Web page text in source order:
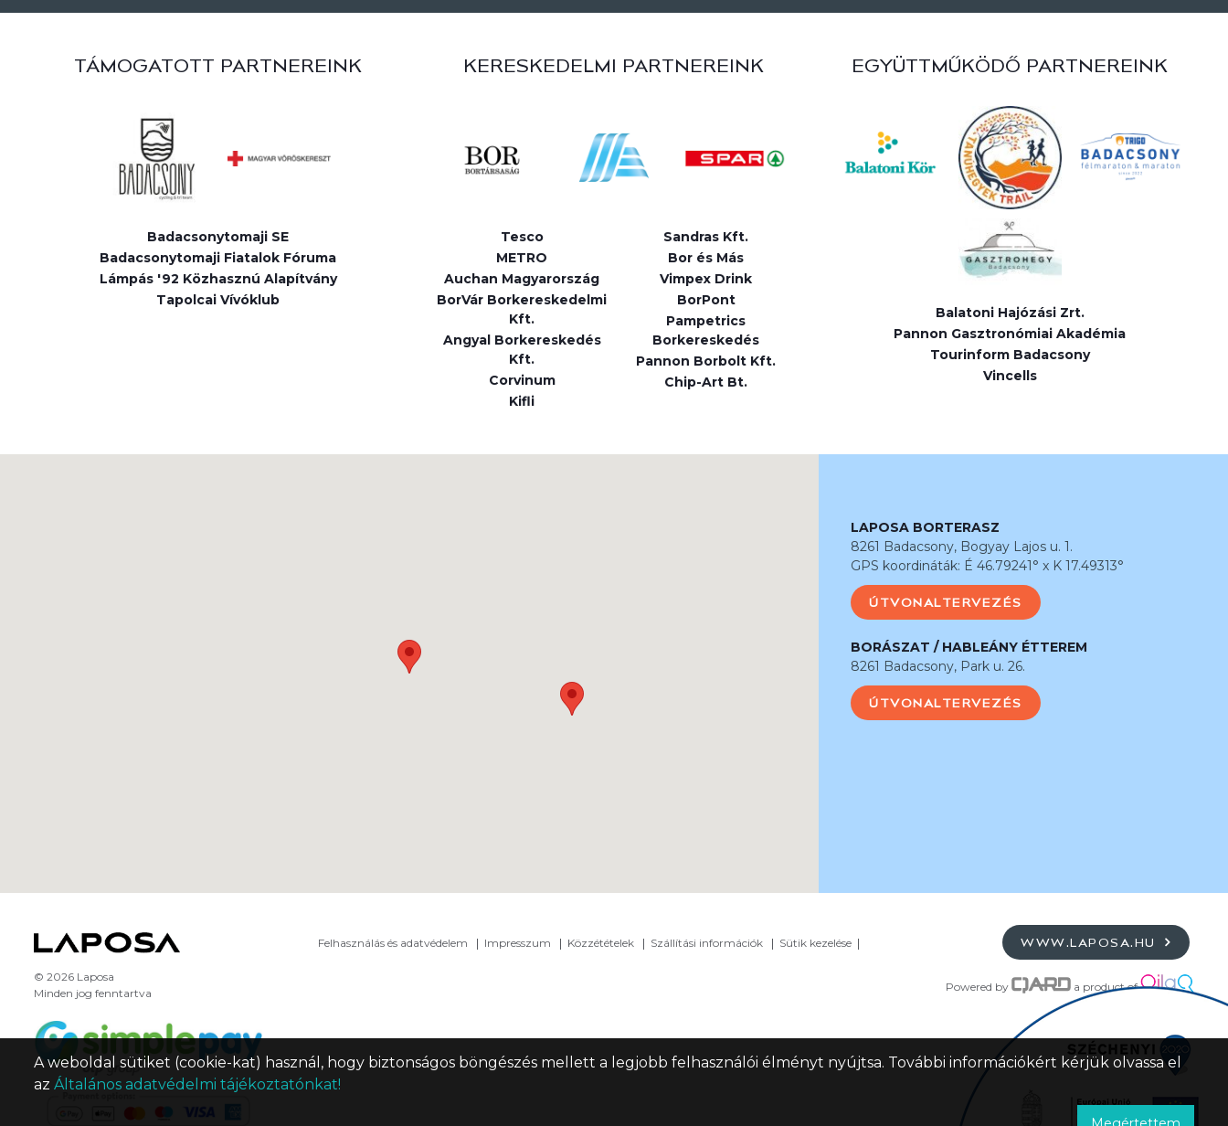
TÁMOGATOTT PARTNEREINK
Badacsonytomaji SE
Badacsonytomaji Fiatalok Fóruma
Lámpás '92 Közhasznú Alapítvány
Tapolcai Vívóklub
KERESKEDELMI PARTNEREINK
Tesco
METRO
Auchan Magyarország
BorVár Borkereskedelmi
Kft.
Angyal Borkereskedés
Kft.
Corvinum
Kifli
Sandras Kft.
Bor és Más
Vimpex Drink
BorPont
Pampetrics
Borkereskedés
Pannon Borbolt Kft.
Chip-Art Bt.
EGYÜTTMŰKÖDŐ PARTNEREINK
Balatoni Hajózási Zrt.
Pannon Gasztronómiai Akadémia
Tourinform Badacsony
Vincells
LAPOSA BORTERASZ
8261 Badacsony, Bogyay Lajos u. 1.
GPS koordináták: É 46.79241° x K 17.49313°
ÚTVONALTERVEZÉS
BORÁSZAT / HABLEÁNY ÉTTEREM
8261 Badacsony, Park u. 26.
ÚTVONALTERVEZÉS
Felhasználás és adatvédelem Impresszum Közzétételek Szállítási információk Sütik kezelése WWW.LAPOSA.HU
© 2026 Laposa
Minden jog fenntartva
Powered by a product of
A weboldal sütiket (cookie-kat) használ, hogy biztonságos böngészés mellett a legjobb felhasználói élményt nyújtsa. További információkért kérjük olvassa el
az Általános adatvédelmi tájékoztatónkat!